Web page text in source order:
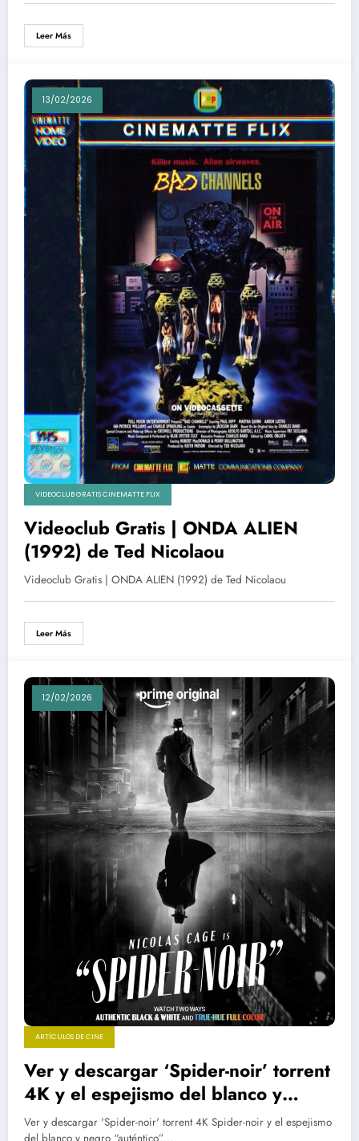
Leer Más
13/02/2026
VIDEOCLUB GRATIS CINEMATTE FLIX
Videoclub Gratis | ONDA ALIEN
(1992) de Ted Nicolaou
Videoclub Gratis | ONDA ALIEN (1992) de Ted Nicolaou
Leer Más
12/02/2026
ARTÍCULOS DE CINE
Ver y descargar ‘Spider-noir’ torrent
4K y el espejismo del blanco y
negro “auténtico”
Ver y descargar 'Spider-noir' torrent 4K Spider-noir y el espejismo